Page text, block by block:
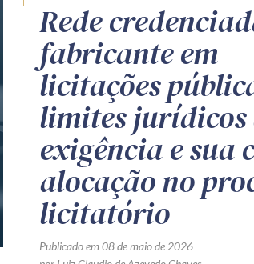
Rede
fabricante em
licitações
limites jurídicos
exigência e sua
alocação no
licitatório
Publicado em 08 de maio de 2026